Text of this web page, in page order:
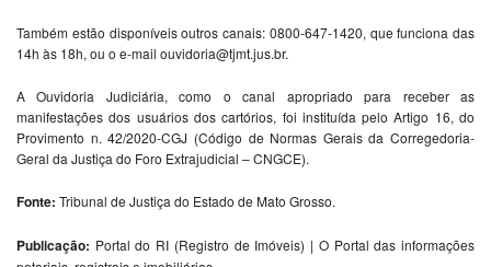
Também estão disponíveis outros canais: 0800-647-1420, que funciona das
14h às 18h, ou o e-mail ouvidoria@tjmt.jus.br.
A Ouvidoria Judiciária, como o canal apropriado para receber as
manifestações dos usuários dos cartórios, foi instituída pelo Artigo 16, do
Provimento n. 42/2020-CGJ (Código de Normas Gerais da Corregedoria-
Geral da Justiça do Foro Extrajudicial – CNGCE).
Fonte: Tribunal de Justiça do Estado de Mato Grosso.
Publicação: Portal do RI (Registro de Imóveis) | O Portal das informações